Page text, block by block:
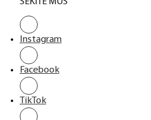
Instagram
Facebook
TikTok